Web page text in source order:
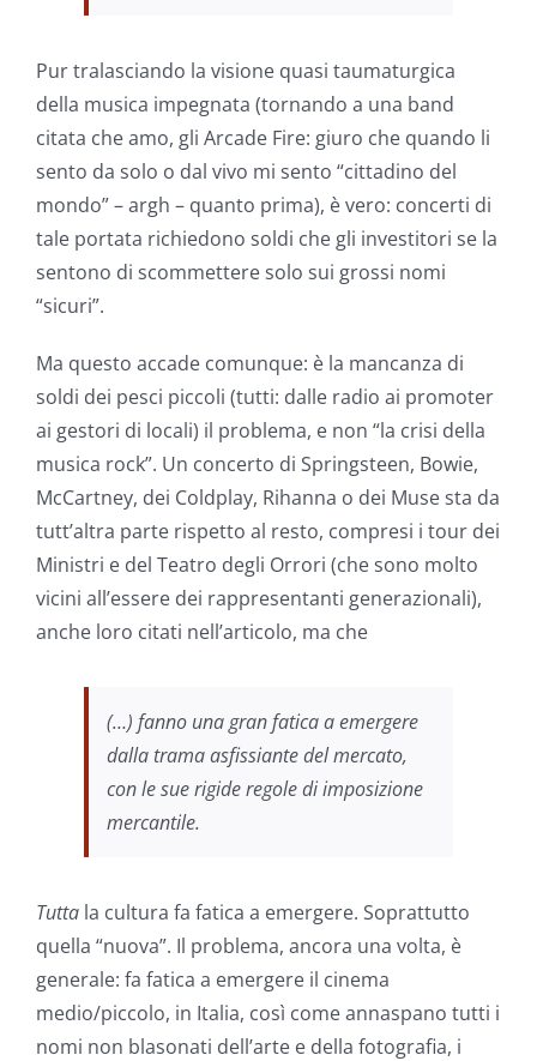
Pur tralasciando la visione quasi taumaturgica
della musica impegnata (tornando a una band
citata che amo, gli Arcade Fire: giuro che quando li
sento da solo o dal vivo mi sento “cittadino del
mondo” – argh – quanto prima), è vero: concerti di
tale portata richiedono soldi che gli investitori se la
sentono di scommettere solo sui grossi nomi
“sicuri”.
Ma questo accade comunque: è la mancanza di
soldi dei pesci piccoli (tutti: dalle radio ai promoter
ai gestori di locali) il problema, e non “la crisi della
musica rock”. Un concerto di Springsteen, Bowie,
McCartney, dei Coldplay, Rihanna o dei Muse sta da
tutt’altra parte rispetto al resto, compresi i tour dei
Ministri e del Teatro degli Orrori (che sono molto
vicini all’essere dei rappresentanti generazionali),
anche loro citati nell’articolo, ma che
(…) fanno una gran fatica a emergere
dalla trama asfissiante del mercato,
con le sue rigide regole di imposizione
mercantile.
Tutta la cultura fa fatica a emergere. Soprattutto
quella “nuova”. Il problema, ancora una volta, è
generale: fa fatica a emergere il cinema
medio/piccolo, in Italia, così come annaspano tutti i
nomi non blasonati dell’arte e della fotografia, i